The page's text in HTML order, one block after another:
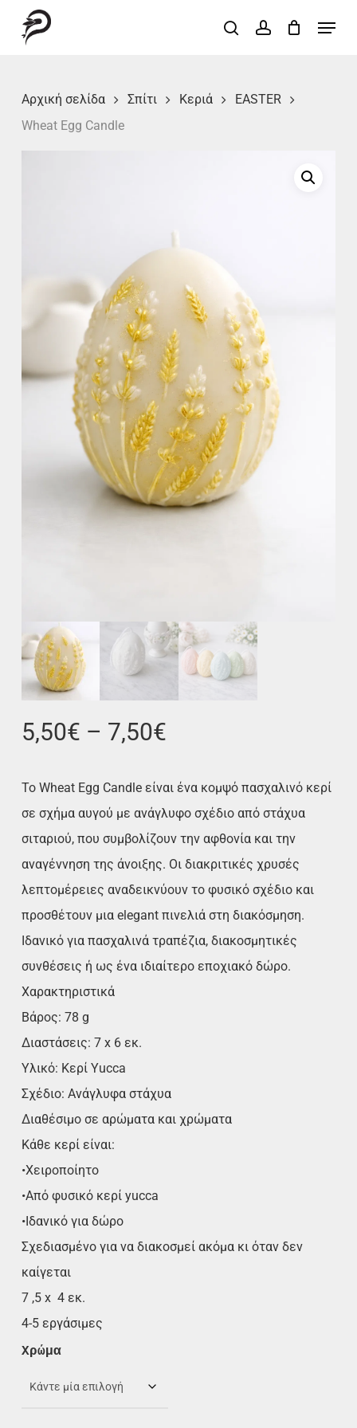
searchaccount
Menu
Αρχική σελίδα Σπίτι Κεριά
EASTER
Wheat Egg Candle
5,50€ – 7,50€
Το Wheat Egg Candle είναι ένα κομψό πασχαλινό κερί
σε σχήμα αυγού με ανάγλυφο σχέδιο από στάχυα
σιταριού, που συμβολίζουν την αφθονία και την
αναγέννηση της άνοιξης. Οι διακριτικές χρυσές
λεπτομέρειες αναδεικνύουν το φυσικό σχέδιο και
προσθέτουν μια elegant πινελιά στη διακόσμηση.
Ιδανικό για πασχαλινά τραπέζια, διακοσμητικές
συνθέσεις ή ως ένα ιδιαίτερο εποχιακό δώρο.
Χαρακτηριστικά
Βάρος: 78 g
Διαστάσεις: 7 x 6 εκ.
Υλικό: Κερί Yucca
Σχέδιο: Ανάγλυφα στάχυα
Διαθέσιμο σε αρώματα και χρώματα
Κάθε κερί είναι:
•Χειροποίητο
•Από φυσικό κερί yucca
•Ιδανικό για δώρο
Σχεδιασμένο για να διακοσμεί ακόμα κι όταν δεν
καίγεται
7 ,5 x 4 εκ.
4-5 εργάσιμες
Χρώμα